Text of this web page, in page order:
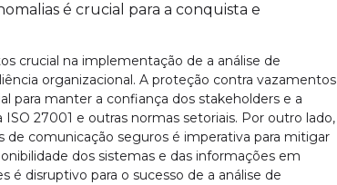
é crucial para a conquista e
crucial na implementação de a análise de
organizacional. A proteção contra vazamentos
para manter a confiança dos stakeholders e a
27001 e outras normas setoriais. Por outro lado,
comunicação seguros é imperativa para mitigar
dos sistemas e das informações em
é disruptivo para o sucesso de a análise de